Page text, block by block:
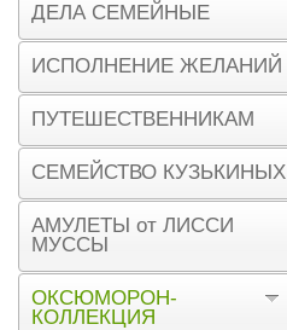
ДЕЛА СЕМЕЙНЫЕ
ИСПОЛНЕНИЕ ЖЕЛАНИЙ
ПУТЕШЕСТВЕННИКАМ
СЕМЕЙСТВО КУЗЬКИНЫХ
АМУЛЕТЫ от ЛИССИ
МУССЫ
ОКСЮМОРОН-
КОЛЛЕКЦИЯ